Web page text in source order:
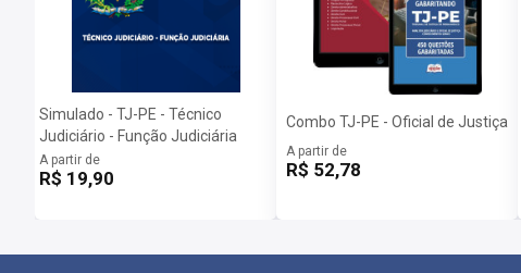
Simulado - TJ-PE - Técnico
Judiciário - Função Judiciária
A partir de
R$ 19,90
Combo TJ-PE - Oficial de Justiça
A partir de
R$ 52,78